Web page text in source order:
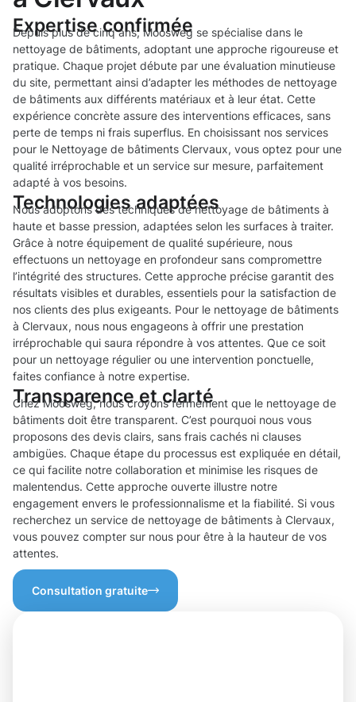
Expertise confirmée
Depuis plus de cinq ans, Moosweg se spécialise dans le
nettoyage de bâtiments, adoptant une approche rigoureuse et
pratique. Chaque projet débute par une évaluation minutieuse
du site, permettant ainsi d’adapter les méthodes de nettoyage
de bâtiments aux différents matériaux et à leur état. Cette
expérience concrète assure des interventions efficaces, sans
perte de temps ni frais superflus. En choisissant nos services
pour le Nettoyage de bâtiments Clervaux, vous optez pour une
qualité irréprochable et un service sur mesure, parfaitement
adapté à vos besoins.
Technologies adaptées
Nous adoptons des techniques de nettoyage de bâtiments à
haute et basse pression, adaptées selon les surfaces à traiter.
Grâce à notre équipement de qualité supérieure, nous
effectuons un nettoyage en profondeur sans compromettre
l’intégrité des structures. Cette approche précise garantit des
résultats visibles et durables, essentiels pour la satisfaction de
nos clients des plus exigeants. Pour le nettoyage de bâtiments
à Clervaux, nous nous engageons à offrir une prestation
irréprochable qui saura répondre à vos attentes. Que ce soit
pour un nettoyage régulier ou une intervention ponctuelle,
faites confiance à notre expertise.
Transparence et clarté
Chez Moosweg, nous croyons fermement que le nettoyage de
bâtiments doit être transparent. C’est pourquoi nous vous
proposons des devis clairs, sans frais cachés ni clauses
ambigües. Chaque étape du processus est expliquée en détail,
ce qui facilite notre collaboration et minimise les risques de
malentendus. Cette approche ouverte illustre notre
engagement envers le professionnalisme et la fiabilité. Si vous
recherchez un service de nettoyage de bâtiments à Clervaux,
vous pouvez compter sur nous pour être à la hauteur de vos
attentes.
Consultation gratuite